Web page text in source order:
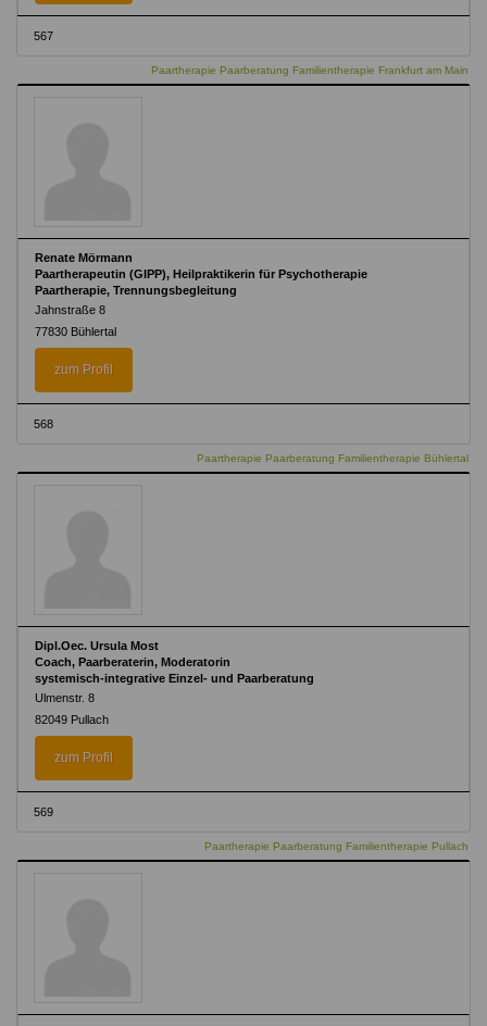
567
Paartherapie Paarberatung Familientherapie Frankfurt am Main
Renate Mörmann
Paartherapeutin (GIPP), Heilpraktikerin für Psychotherapie
Paartherapie, Trennungsbegleitung
Jahnstraße 8
77830 Bühlertal
zum Profil
568
Paartherapie Paarberatung Familientherapie Bühlertal
Dipl.Oec. Ursula Most
Coach, Paarberaterin, Moderatorin
systemisch-integrative Einzel- und Paarberatung
Ulmenstr. 8
82049 Pullach
zum Profil
569
Paartherapie Paarberatung Familientherapie Pullach